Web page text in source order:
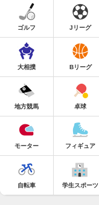
ゴルフ Jリーグ
大相撲 Bリーグ
地方競馬 卓球
モーター フィギュア
自転車 学生スポーツ